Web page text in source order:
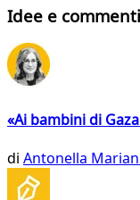
Idee e commenti
«Ai bambini di
di Antonella